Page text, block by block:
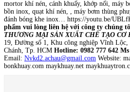
mortor khí nén, cánh khuấy, khớp nối, máy
bồn inox, quạt khí nén, , máy bơm thùng
đánh bóng khe inox… https://youtu.be/
phẩm vui lòng liên hệ với công ty chúng
THƯƠNG MẠI SẢN XUẤT CHẾ TẠO CƠ
19, Đường số 1, Khu công nghiệp Vĩnh
Chánh, Tp. HCM Hotline: 0982 777 642
Email: Nvkd2.achau@gmail.com Website:
bonkhuay.com maykhuay.net